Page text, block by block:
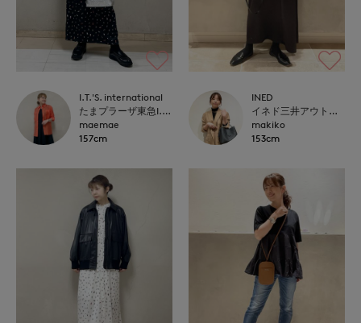
I.T.'S. international
たまプラーザ東急I.T.'S.international
maemae
157cm
INED
イネド三井アウトレットパーク多摩南大沢店
makiko
153cm